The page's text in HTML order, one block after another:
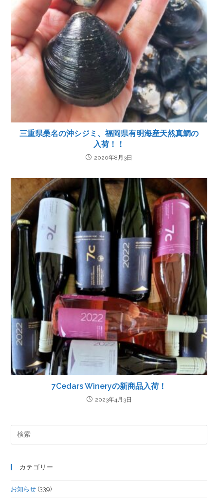
三重県桑名の沖シジミ、福岡県有明海産天然真鯛の
入荷！！
2020年8月3日
7Cedars Wineryの新商品入荷！
2023年4月3日
カテゴリー
お知らせ (339)